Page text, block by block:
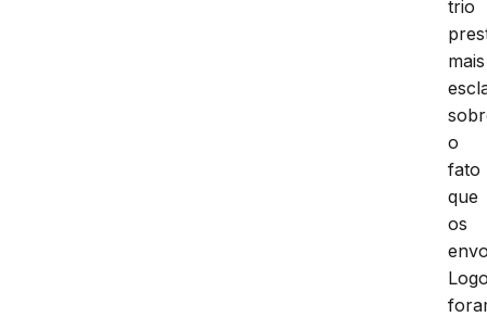
trio
mais
o
fato
que
os